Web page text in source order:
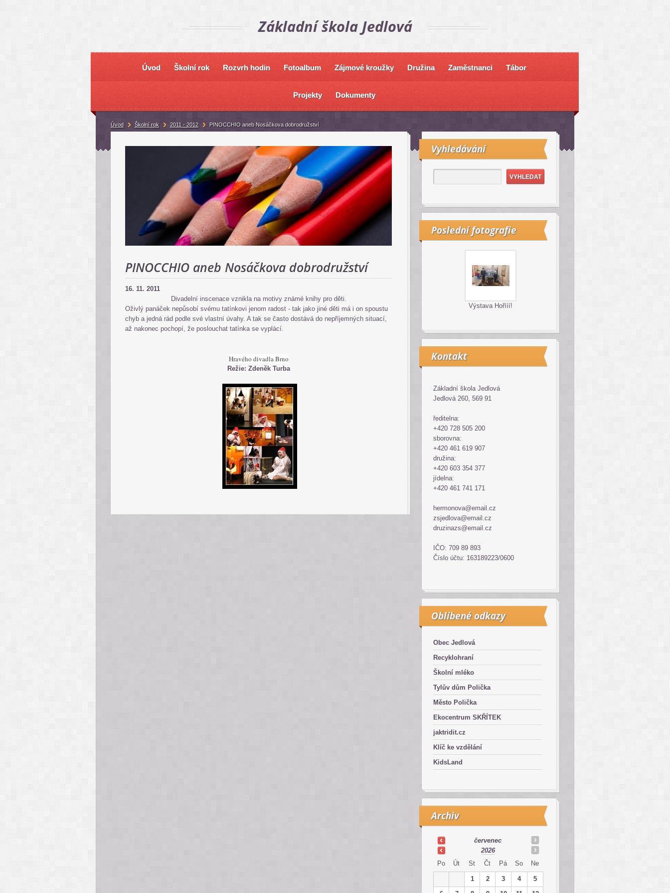
Základní škola Jedlová
Úvod Školní rok Rozvrh hodin Fotoalbum Zájmové kroužky Družina Zaměstnanci Tábor
Projekty Dokumenty
PINOCCHIO aneb Nosáčkova dobrodružství
16. 11. 2011
Divadelní inscenace vznikla na motivy známé knihy pro děti.
Oživlý panáček nepůsobí svému tatínkovi jenom radost - tak jako jiné děti má i on spoustu
chyb a jedná rád podle své vlastní úvahy. A tak se často dostává do nepříjemných situací,
až nakonec pochopí, že poslouchat tatínka se vyplácí.
Hravého divadla Brno
Režie: Zdeněk Turba
Vyhledávání
Poslední fotografie
Výstava Hořííí!
Kontakt
Základní škola Jedlová
Jedlová 260, 569 91
ředitelna:
+420 728 505 200
sborovna:
+420 461 619 907
družina:
+420 603 354 377
jídelna:
+420 461 741 171
hermonova@email.cz
zsjedlova@email.cz
druzinazs@email.cz
IČO: 709 89 893
Číslo účtu: 163189223/0600
Oblíbené odkazy
Obec Jedlová
Recyklohraní
Školní mléko
Tylův dům Polička
Město Polička
Ekocentrum SKŘÍTEK
jaktridit.cz
Klíč ke vzdělání
KidsLand
Archiv
červenec
2026
Po
Út St Čt Pá So Ne
1 2 3 4
5
Úvod Školní rok 2011 - 2012 PINOCCHIO aneb Nosáčkova dobrodružství